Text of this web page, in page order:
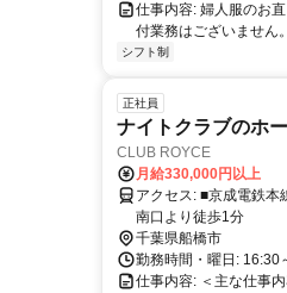
仕事内容: 婦人服のお
付業務はございません
シフト制
正社員
ナイトクラブのホ
CLUB ROYCE
月給330,000円以上
アクセス: ■京成電鉄本線【京成船橋駅】東口より徒歩30秒 ■JR総武線【船橋駅】
南口より徒歩1分
千葉県船橋市
勤務時間・曜日: 16:30
仕事内容: ＜主な仕事